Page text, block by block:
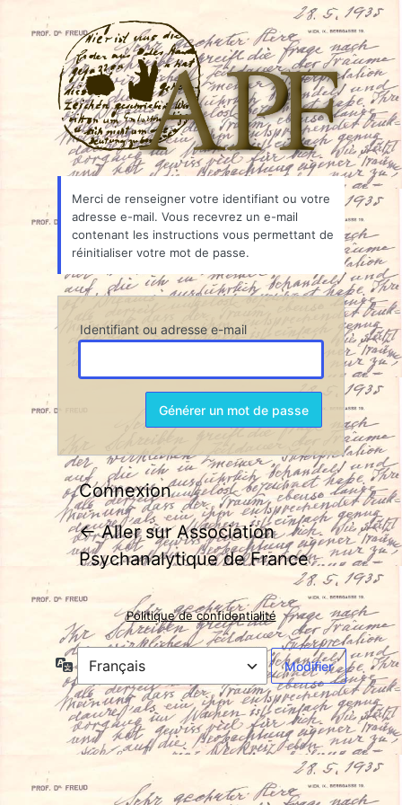
passe
oublié
Merci de renseigner votre identifiant ou votre
adresse e-mail. Vous recevrez un e-mail
contenant les instructions vous permettant de
réinitialiser votre mot de passe.
Identifiant ou adresse e-mail
Connexion
← Aller sur Association
Psychanalytique de France
Politique de confidentialité
Langue